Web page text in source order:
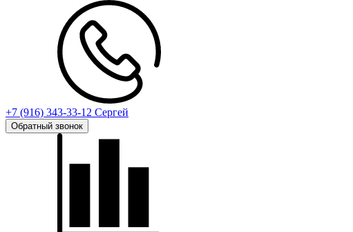
+7 (916) 343-33-12 Сергей
Обратный звонок